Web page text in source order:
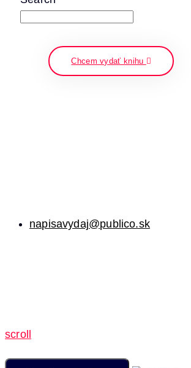
Chcem vydať knihu
napisavydaj@publico.sk
scroll